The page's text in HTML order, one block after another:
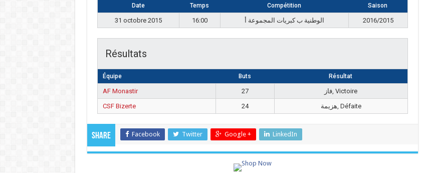
Date Temps Compétition Saison
31 octobre 2015 16:00 الوطنية ب كبريات المجموعة أ 2016/2015
Résultats
Équipe Buts Résultat
AF Monastir 27
فاز, Victoire
CSF Bizerte
24 هزيمة, Défaite
Share Facebook Twitter Google + LinkedIn